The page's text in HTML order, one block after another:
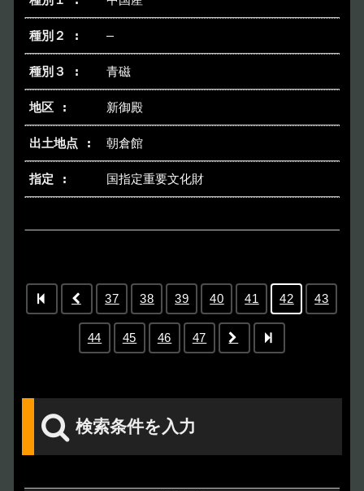
―
青磁
新御殿
朝倉館
国指定重要文化財
37 38 39 40 41 42 43
44 45 46 47
検索条件を入力